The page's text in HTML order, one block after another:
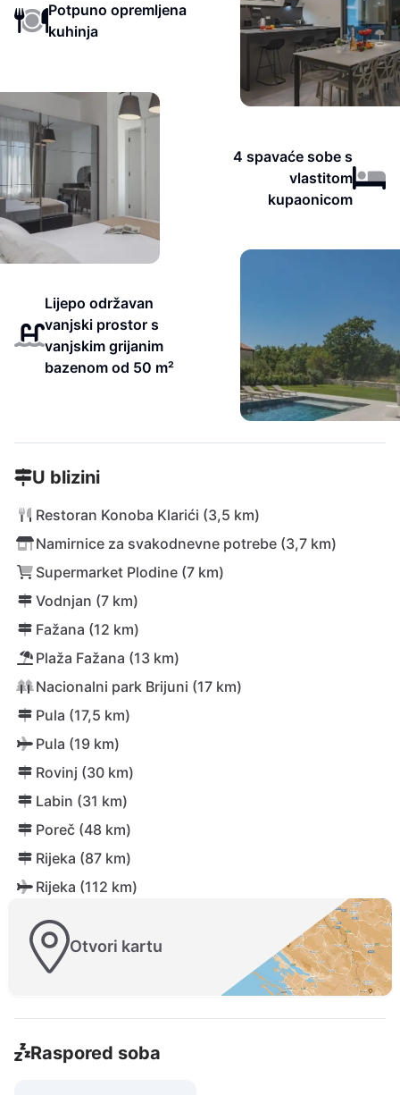
Potpuno opremljena
kuhinja
4 spavaće sobe s
vlastitom
kupaonicom
Lijepo održavan
vanjski prostor s
vanjskim grijanim
bazenom od 50 m²
U blizini
Restoran Konoba Klarići (3,5 km)
Namirnice za svakodnevne potrebe (3,7 km)
Supermarket Plodine (7 km)
Vodnjan (7 km)
Fažana (12 km)
Plaža Fažana (13 km)
Nacionalni park Brijuni (17 km)
Pula (17,5 km)
Pula (19 km)
Rovinj (30 km)
Labin (31 km)
Poreč (48 km)
Rijeka (87 km)
Rijeka (112 km)
Otvori kartu
Raspored soba